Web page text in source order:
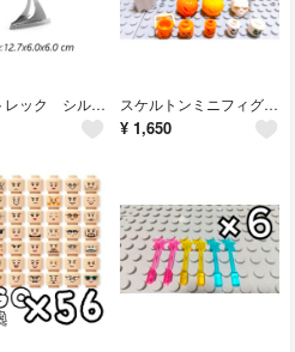
スタートレック シルバー メタルパズル NCC 金属プラモデル エンタープライズ スケルトンミニフィグ ハロウィンセット 12種 LEGO互換 レゴ武器 ゴースト
¥ 1,650